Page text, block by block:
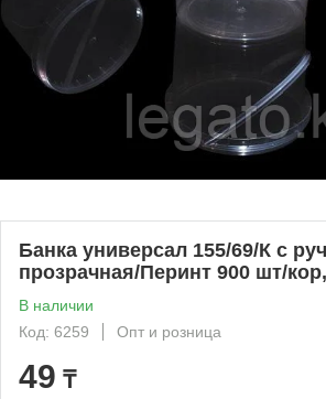
Банка универсал 155/69/К с
прозрачная/Перинт 900 шт/
В наличии
Код: 6259
Опт и розница
49 ₸